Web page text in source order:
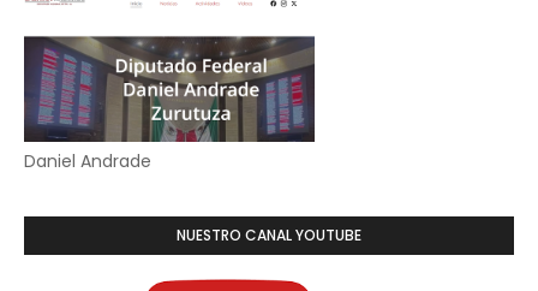
Daniel Andrade
NUESTRO CANAL YOUTUBE